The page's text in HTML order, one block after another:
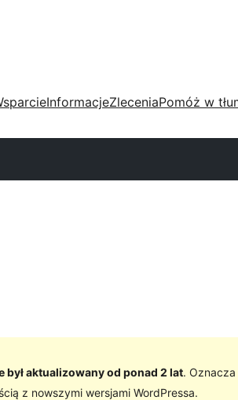
InformacjeZleceniaPomóż w
był aktualizowany od ponad 2 lat.
z nowszymi wersjami WordPressa.